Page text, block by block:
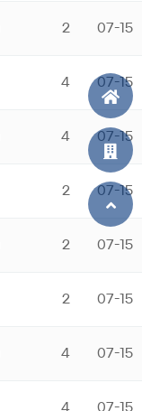
2 07-15
4 07-15
4 07-15
2 07-15
2 07-15
2 07-15
4 07-15
4 07-15